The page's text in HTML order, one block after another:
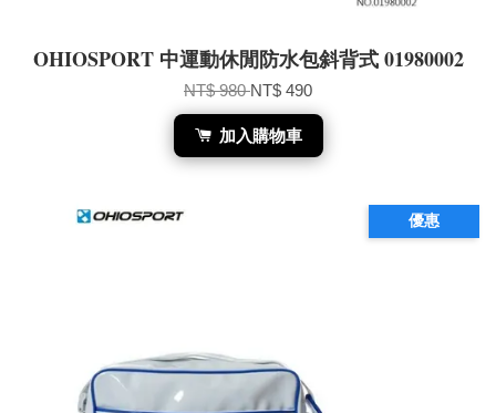
OHIOSPORT 中運動休閒防水包斜背式 01980002
NT$ 980NT$ 490
加入購物車
優惠